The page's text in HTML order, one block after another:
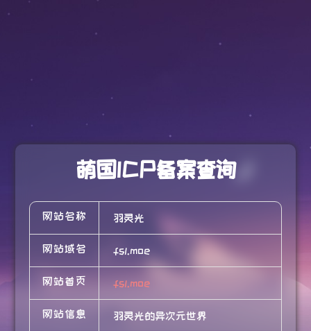
萌国ICP备案查询
网站名称 羽灵光
网站域名 fsl.moe
网站首页 fsl.moe
网站信息 羽灵光的异次元世界